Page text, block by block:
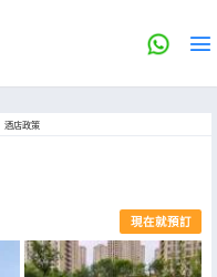
酒店政策
現在就預訂